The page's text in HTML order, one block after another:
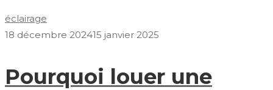
éclairage
18 décembre 202415 janvier 2025
Pourquoi louer une